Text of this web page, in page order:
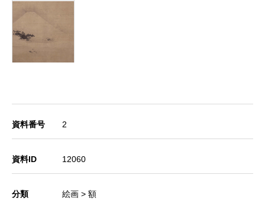
資料番号 2
資料ID 12060
分類 絵画 > 額